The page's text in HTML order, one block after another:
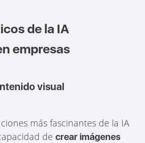
de la IA
empresas
visual
más fascinantes de la IA
decrear imágenes